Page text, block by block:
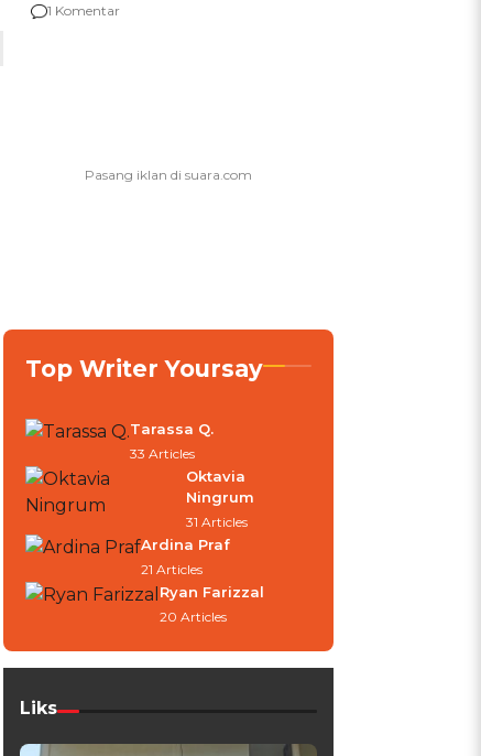
agar Dana Tidak Hangus!
1 Komentar
Top Writer Yoursay
Tarassa Q.
33 Articles
Oktavia
Ningrum
31 Articles
Ardina Praf
21 Articles
Ryan Farizzal
20 Articles
Liks